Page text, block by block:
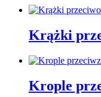
Krążki
Krople